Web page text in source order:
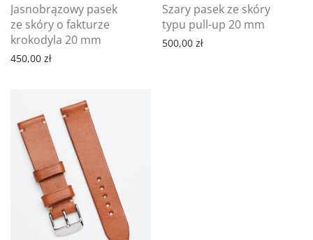
Jasnobrązowy pasek
ze skóry o fakturze
krokodyla 20 mm
450,00 zł
Szary pasek ze skóry
typu pull-up 20 mm
500,00 zł